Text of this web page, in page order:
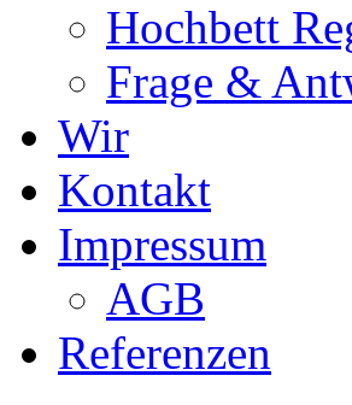
Hochbett
Frage &
Wir
Kontakt
Impressum
AGB
Referenzen